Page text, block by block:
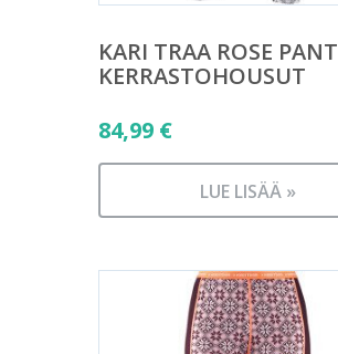
KARI TRAA ROSE PANT
KERRASTOHOUSUT
84,99 €
LUE LISÄÄ »